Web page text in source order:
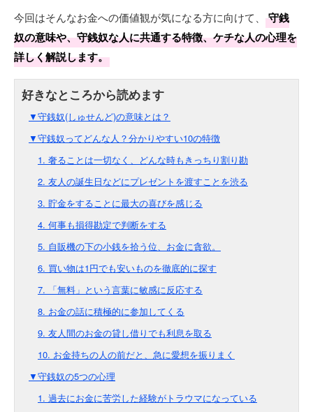
今回はそんなお金への価値観が気になる方に向けて、
守銭
奴の意味や、守銭奴な人に共通する特徴、ケチな人の心理を
詳しく解説します。
▼守銭奴(しゅせんど)の意味とは？
▼守銭奴ってどんな人？分かりやすい10の特徴
1. 奢ることは一切なく、どんな時もきっちり割り勘
2. 友人の誕生日などにプレゼントを渡すことを渋る
3. 貯金をすることに最大の喜びを感じる
4. 何事も損得勘定で判断をする
5. 自販機の下の小銭を拾う位、お金に貪欲。
6. 買い物は1円でも安いものを徹底的に探す
7. 「無料」という言葉に敏感に反応する
8. お金の話に積極的に参加してくる
9. 友人間のお金の貸し借りでも利息を取る
10. お金持ちの人の前だと、急に愛想を振りまく
▼守銭奴の5つの心理
1. 過去にお金に苦労した経験がトラウマになっている